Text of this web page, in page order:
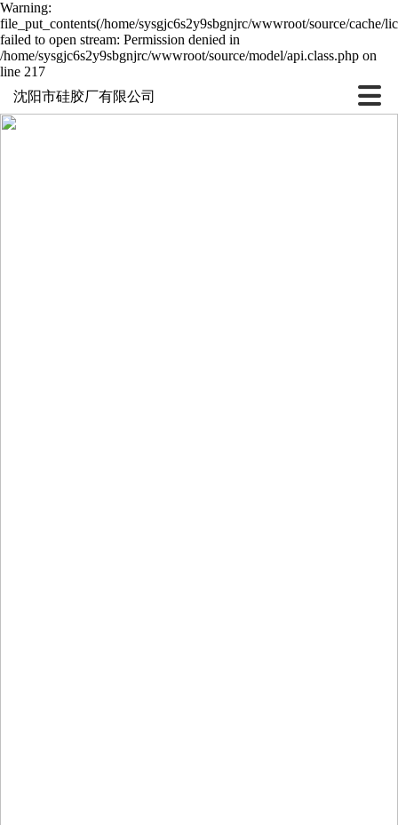
Warning:
file_put_contents(/home/sysgjc6s2y9sbgnjrc/wwwroot/source/cache/
failed to open stream: Permission denied in
/home/sysgjc6s2y9sbgnjrc/wwwroot/source/model/api.class.php on
line 217
沈阳市硅胶厂有限公司